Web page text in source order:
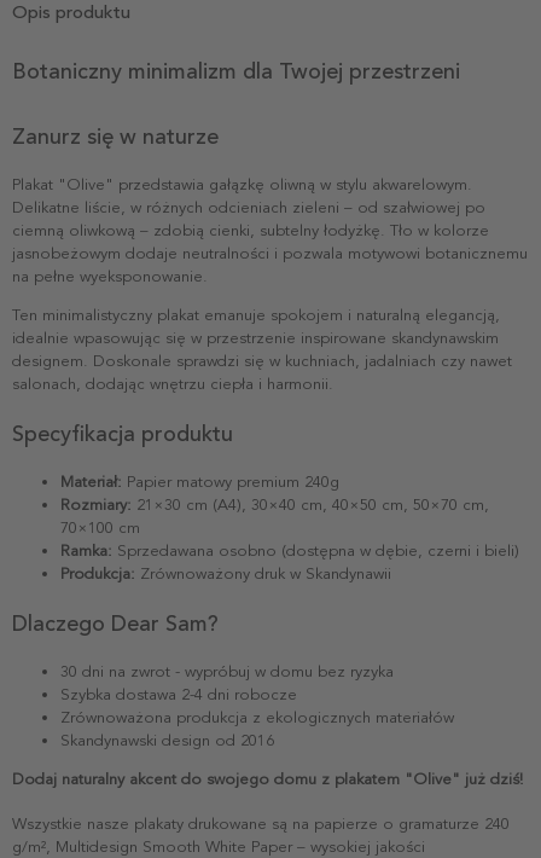
Opis produktu
Botaniczny minimalizm dla Twojej przestrzeni
Zanurz się w naturze
Plakat "Olive" przedstawia gałązkę oliwną w stylu akwarelowym.
Delikatne liście, w różnych odcieniach zieleni – od szałwiowej po
ciemną oliwkową – zdobią cienki, subtelny łodyżkę. Tło w kolorze
jasnobeżowym dodaje neutralności i pozwala motywowi botanicznemu
na pełne wyeksponowanie.
Ten minimalistyczny plakat emanuje spokojem i naturalną elegancją,
idealnie wpasowując się w przestrzenie inspirowane skandynawskim
designem. Doskonale sprawdzi się w kuchniach, jadalniach czy nawet
salonach, dodając wnętrzu ciepła i harmonii.
Specyfikacja produktu
Materiał: Papier matowy premium 240g
Rozmiary: 21×30 cm (A4), 30×40 cm, 40×50 cm, 50×70 cm,
70×100 cm
Ramka: Sprzedawana osobno (dostępna w dębie, czerni i bieli)
Produkcja: Zrównoważony druk w Skandynawii
Dlaczego Dear Sam?
30 dni na zwrot - wypróbuj w domu bez ryzyka
Szybka dostawa 2-4 dni robocze
Zrównoważona produkcja z ekologicznych materiałów
Skandynawski design od 2016
Dodaj naturalny akcent do swojego domu z plakatem "Olive" już dziś!
Wszystkie nasze plakaty drukowane są na papierze o gramaturze 240
g/m², Multidesign Smooth White Paper – wysokiej jakości